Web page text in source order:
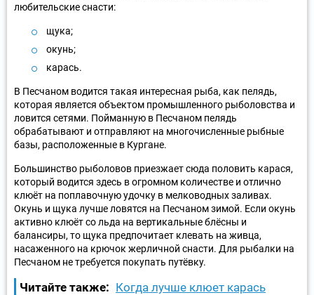
любительские снасти:
щука;
окунь;
карась.
В Песчаном водится такая интересная рыба, как пелядь,
которая является объектом промышленного рыболовства и
ловится сетями. Пойманную в Песчаном пелядь
обрабатывают и отправляют на многочисленные рыбные
базы, расположенные в Кургане.
Большинство рыболовов приезжает сюда половить карася,
который водится здесь в огромном количестве и отлично
клюёт на поплавочную удочку в мелководных заливах.
Окунь и щука лучше ловятся на Песчаном зимой. Если окунь
активно клюёт со льда на вертикальные блёсны и
балансиры, то щука предпочитает клевать на живца,
насаженного на крючок жерличной снасти. Для рыбалки на
Песчаном не требуется покупать путёвку.
Читайте также: Когда лучше клюет карась